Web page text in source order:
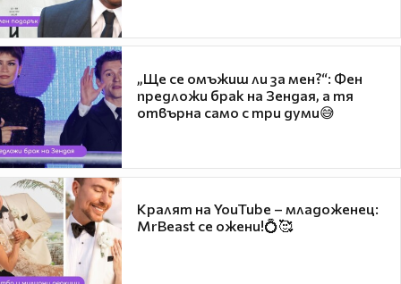
„Ще се омъжиш ли за мен?“: Фен
предложи брак на Зендая, а тя
отвърна само с три думи😅
Кралят на YouTube – младоженец:
MrBeast се ожени!💍🥰